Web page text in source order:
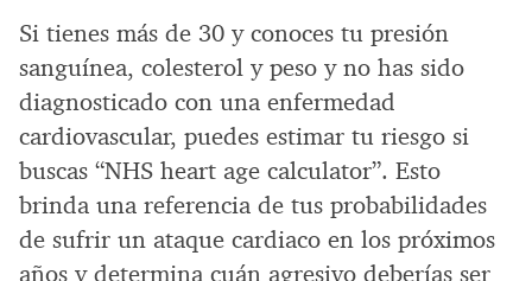
Si tienes más de 30 y conoces tu presión
sanguínea, colesterol y peso y no has sido
diagnosticado con una enfermedad
cardiovascular, puedes estimar tu riesgo si
buscas “NHS heart age calculator”. Esto
brinda una referencia de tus probabilidades
de sufrir un ataque cardiaco en los próximos
años y determina cuán agresivo deberías ser